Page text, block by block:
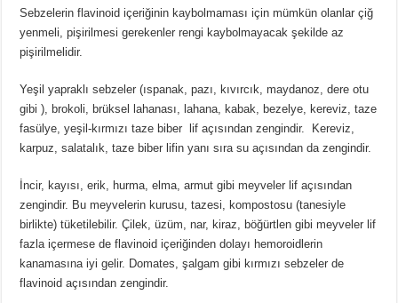
Sebzelerin flavinoid içeriğinin kaybolmaması için mümkün olanlar çiğ
yenmeli, pişirilmesi gerekenler rengi kaybolmayacak şekilde az
pişirilmelidir.
Yeşil yapraklı sebzeler (ıspanak, pazı, kıvırcık, maydanoz, dere otu
gibi ), brokoli, brüksel lahanası, lahana, kabak, bezelye, kereviz, taze
fasülye, yeşil-kırmızı taze biber lif açısından zengindir. Kereviz,
karpuz, salatalık, taze biber lifin yanı sıra su açısından da zengindir.
İncir, kayısı, erik, hurma, elma, armut gibi meyveler lif açısından
zengindir. Bu meyvelerin kurusu, tazesi, kompostosu (tanesiyle
birlikte) tüketilebilir. Çilek, üzüm, nar, kiraz, böğürtlen gibi meyveler lif
fazla içermese de flavinoid içeriğinden dolayı hemoroidlerin
kanamasına iyi gelir. Domates, şalgam gibi kırmızı sebzeler de
flavinoid açısından zengindir.